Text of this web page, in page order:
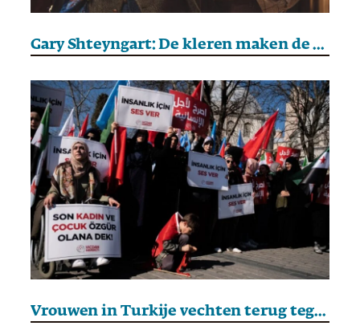
Gary Shteyngart: De kleren maken de man
Vrouwen in Turkije vechten terug tegen autocratie